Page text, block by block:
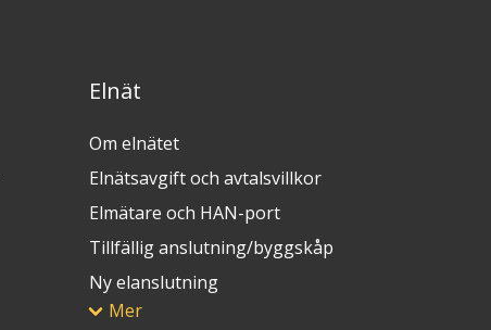
Elnät
Om elnätet
Elnätsavgift och avtalsvillkor
Elmätare och HAN-port
Tillfällig anslutning/byggskåp
Ny elanslutning
Mer